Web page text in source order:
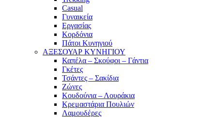
Casual
Γυναικεία
Εργασίας
Κορδόνια
Πάτοι Κυνηγιού
ΑΞΕΣΟΥΑΡ ΚΥΝΗΓΙΟΥ
Καπέλα – Σκούφοι – Γάντια
Γκέτες
Τσάντες – Σακίδια
Ζώνες
Κουδούνια – Λουράκια
Κρεμαστάρια Πουλιών
Λαμουδέρες